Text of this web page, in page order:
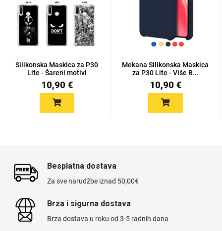
Silikonska Maskica za P30
Lite - Šareni motivi
10,90 €
Mekana Silikonska Maskica
za P30 Lite - Više B...
10,90 €
Besplatna dostava
Za sve narudžbe iznad 50,00€
Brza i sigurna dostava
Brza dostava u roku od 3-5 radnih dana